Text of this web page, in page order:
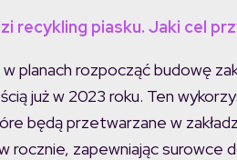
recykling piasku. Jaki cel
planach rozpocząć budowę
już w 2023 roku. Ten
będą przetwarzane w
rocznie, zapewniając surowce